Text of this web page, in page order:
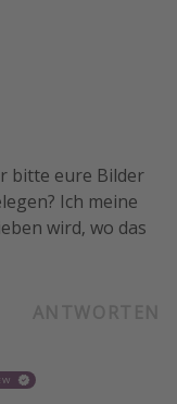
bitte eure Bilder
Ich meine
wird, wo das